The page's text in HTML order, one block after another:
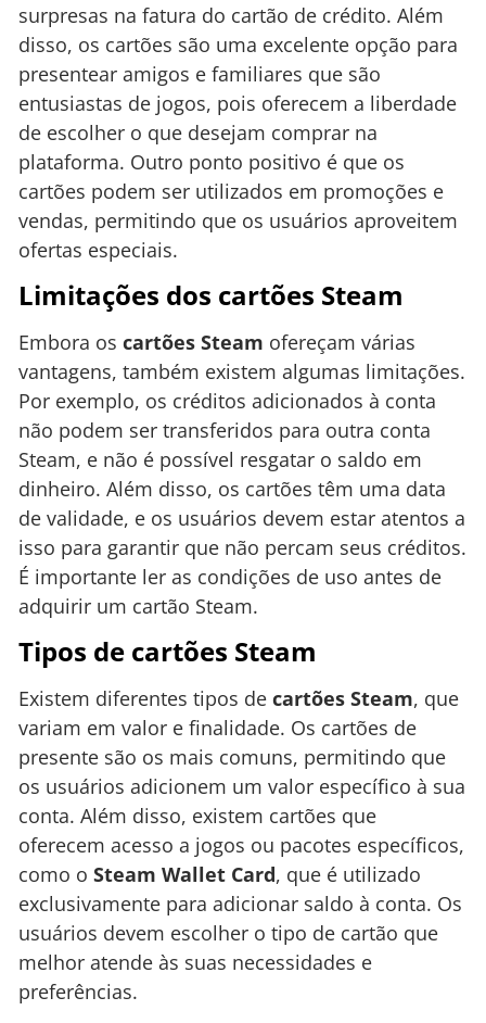
surpresas na fatura do cartão de crédito. Além
disso, os cartões são uma excelente opção para
presentear amigos e familiares que são
entusiastas de jogos, pois oferecem a liberdade
de escolher o que desejam comprar na
plataforma. Outro ponto positivo é que os
cartões podem ser utilizados em promoções e
vendas, permitindo que os usuários aproveitem
ofertas especiais.
Limitações dos cartões Steam
Embora os cartões Steam ofereçam várias
vantagens, também existem algumas limitações.
Por exemplo, os créditos adicionados à conta
não podem ser transferidos para outra conta
Steam, e não é possível resgatar o saldo em
dinheiro. Além disso, os cartões têm uma data
de validade, e os usuários devem estar atentos a
isso para garantir que não percam seus créditos.
É importante ler as condições de uso antes de
adquirir um cartão Steam.
Tipos de cartões Steam
Existem diferentes tipos de cartões Steam, que
variam em valor e finalidade. Os cartões de
presente são os mais comuns, permitindo que
os usuários adicionem um valor específico à sua
conta. Além disso, existem cartões que
oferecem acesso a jogos ou pacotes específicos,
como o Steam Wallet Card, que é utilizado
exclusivamente para adicionar saldo à conta. Os
usuários devem escolher o tipo de cartão que
melhor atende às suas necessidades e
preferências.